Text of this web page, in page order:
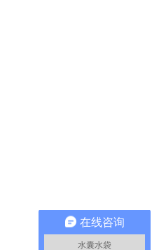
在线咨询
水囊水袋